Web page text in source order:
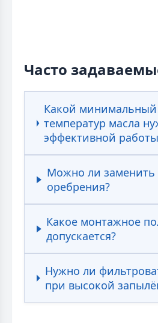
Часто
Какой минимальный
температур масла
эффективной
Можно ли заменить
оребрения?
Какое монтажное
допускается?
Нужно ли
при высокой